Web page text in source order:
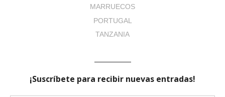
MARRUECOS
PORTUGAL
TANZANIA